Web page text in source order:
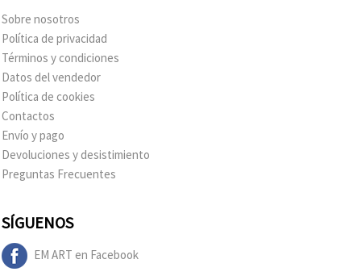
Sobre nosotros
Política de privacidad
Términos y condiciones
Datos del vendedor
Política de cookies
Contactos
Envío y pago
Devoluciones y desistimiento
Preguntas Frecuentes
SÍGUENOS
EM ART en Facebook